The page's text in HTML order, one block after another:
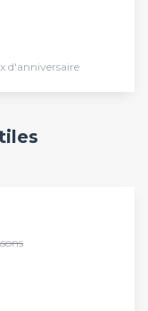
d'anniversaire